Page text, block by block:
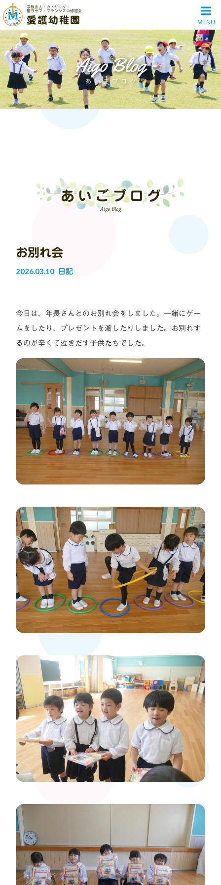
宗教法人・カトリック・
聖ヨゼフ・フランシスコ修道会
愛護幼稚園 MENU
Aigo Blog
あいごブログ
あいごブログ
Aigo Blog
お別れ会
2026.03.10 日記
今日は、年長さんとのお別れ会をしました。一緒にゲー
ムをしたり、プレゼントを渡したりしました。お別れす
るのが辛くて泣きだす子供たちでした。